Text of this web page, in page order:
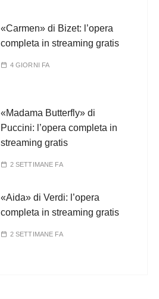
«Carmen» di Bizet: l’opera
completa in streaming gratis
4 GIORNI FA
«Madama Butterfly» di
Puccini: l’opera completa in
streaming gratis
2 SETTIMANE FA
«Aida» di Verdi: l’opera
completa in streaming gratis
2 SETTIMANE FA